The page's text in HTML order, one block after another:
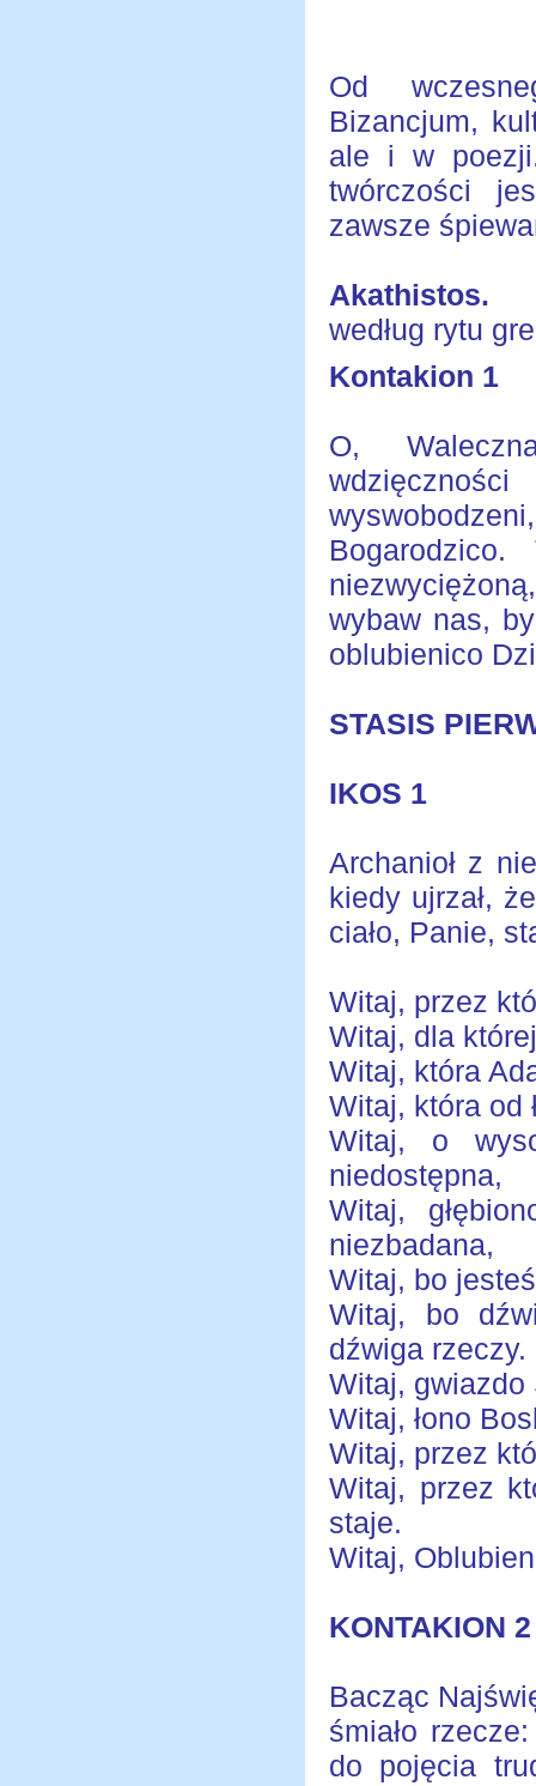
Od
Bizancjum,
ale i w
twórczości
zawsze
Akathistos.
według rytu
Kontakion 1
O,
wybaw nas,
oblubienico
STASIS
IKOS 1
Archanioł z
kiedy ujrzał,
ciało, Panie,
Witaj, przez
Witaj, dla
Witaj, która
Witaj, która od
Witaj, o
niedostępna,
Witaj,
niezbadana,
Witaj, bo
Witaj, bo
dźwiga rzeczy.
Witaj, gwiazdo
Witaj, łono
Witaj, przez
Witaj, przez
staje.
Witaj,
KONTAKION 2
Bacząc
śmiało
do pojęcia